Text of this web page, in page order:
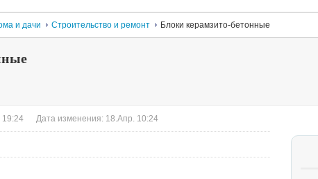
и дачи Строительство и ремонт Блоки керамзито-бетонные
19:24 Дата изменения: 18.Апр. 10:24